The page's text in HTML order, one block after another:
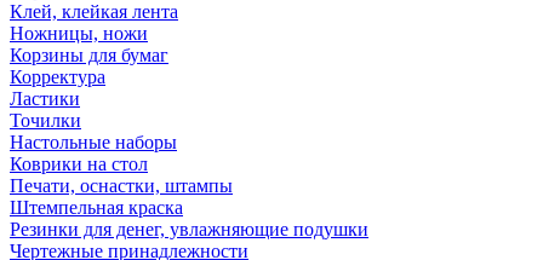
Клей, клейкая лента
Ножницы, ножи
Корзины для бумаг
Корректура
Ластики
Точилки
Настольные наборы
Коврики на стол
Печати, оснастки, штампы
Штемпельная краска
Резинки для денег, увлажняющие подушки
Чертежные принадлежности